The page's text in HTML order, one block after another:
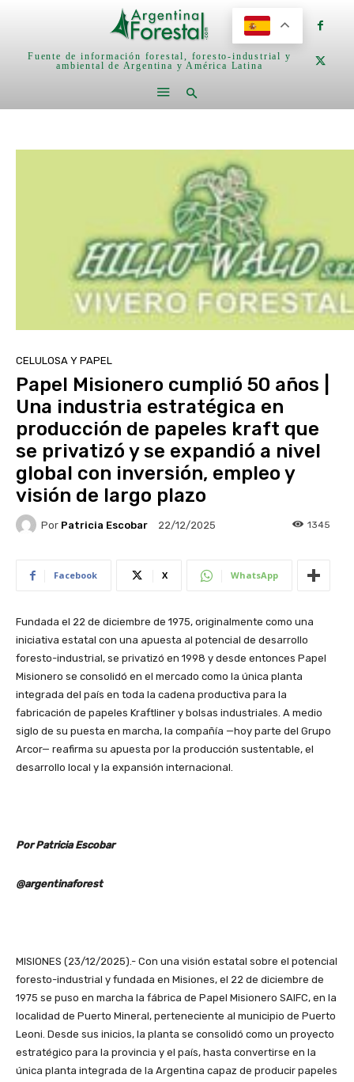
Fuente de información forestal, foresto-industrial y
ambiental de Argentina y América Latina
CELULOSA Y PAPEL
Papel Misionero cumplió 50 años |
Una industria estratégica en
producción de papeles kraft que
se privatizó y se expandió a nivel
global con inversión, empleo y
visión de largo plazo
Por Patricia Escobar 22/12/2025 1345
Facebook X WhatsApp
Fundada el 22 de diciembre de 1975, originalmente como una
iniciativa estatal con una apuesta al potencial de desarrollo
foresto-industrial, se privatizó en 1998 y desde entonces Papel
Misionero se consolidó en el mercado como la única planta
integrada del país en toda la cadena productiva para la
fabricación de papeles Kraftliner y bolsas industriales. A medio
siglo de su puesta en marcha, la compañía —hoy parte del Grupo
Arcor— reafirma su apuesta por la producción sustentable, el
desarrollo local y la expansión internacional.
Por Patricia Escobar
@argentinaforest
MISIONES (23/12/2025).- Con una visión estatal sobre el potencial
foresto-industrial y fundada en Misiones, el 22 de diciembre de
1975 se puso en marcha la fábrica de Papel Misionero SAIFC, en la
localidad de Puerto Mineral, perteneciente al municipio de Puerto
Leoni. Desde sus inicios, la planta se consolidó como un proyecto
estratégico para la provincia y el país, hasta convertirse en la
única planta integrada de la Argentina capaz de producir papeles